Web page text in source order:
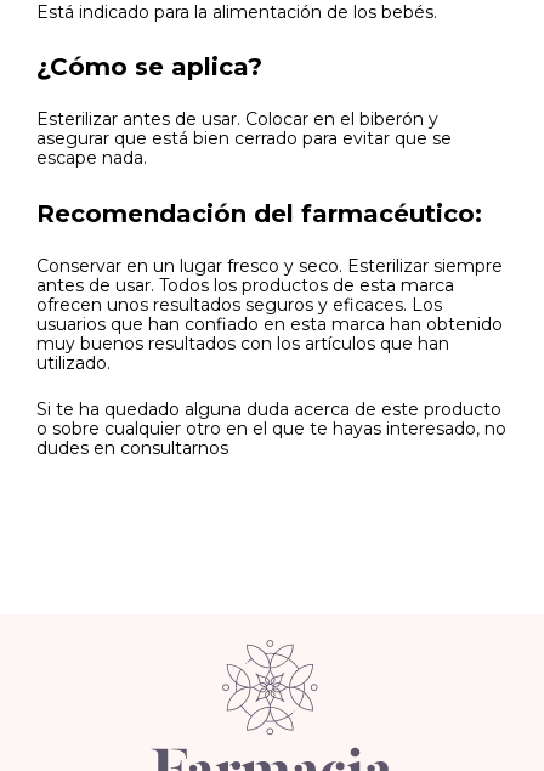
Está indicado para la alimentación de los bebés.
¿Cómo se aplica?
Esterilizar antes de usar. Colocar en el biberón y
asegurar que está bien cerrado para evitar que se
escape nada.
Recomendación del farmacéutico:
Conservar en un lugar fresco y seco. Esterilizar siempre
antes de usar. Todos los productos de esta marca
ofrecen unos resultados seguros y eficaces. Los
usuarios que han confiado en esta marca han obtenido
muy buenos resultados con los artículos que han
utilizado.
Si te ha quedado alguna duda acerca de este producto
o sobre cualquier otro en el que te hayas interesado, no
dudes en consultarnos